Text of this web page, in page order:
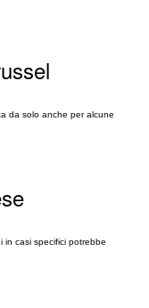
da solo anche per alcune
in casi specifici potrebbe